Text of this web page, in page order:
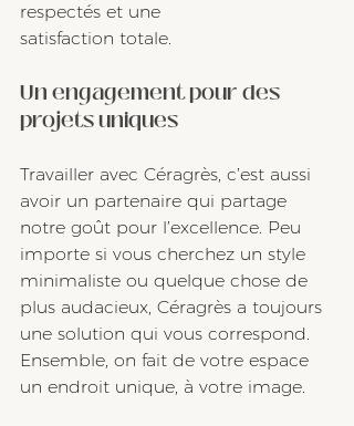
respectés et une
satisfaction totale.
Un engagement pour des
projets uniques
Travailler avec Céragrès, c’est aussi
avoir un partenaire qui partage
notre goût pour l’excellence. Peu
importe si vous cherchez un style
minimaliste ou quelque chose de
plus audacieux, Céragrès a toujours
une solution qui vous correspond.
Ensemble, on fait de votre espace
un endroit unique, à votre image.